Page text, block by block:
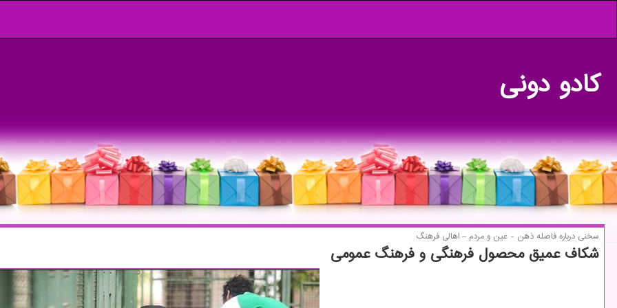
كادو دونی
سخنی درباره فاصله ذهن - عین و مردم – اهالی فرهنگ
شكاف عمیق محصول فرهنگی و فرهنگ عمومی